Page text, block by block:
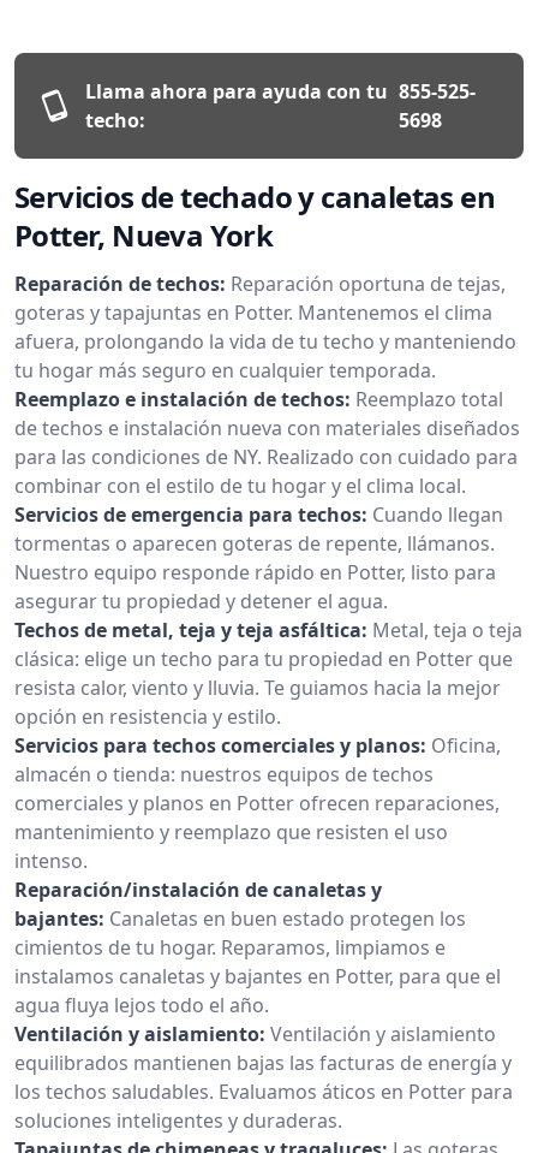
Llama ahora para ayuda con tu
techo:
855-525-
5698
Servicios de techado y canaletas en
Potter, Nueva York
Reparación de techos: Reparación oportuna de tejas,
goteras y tapajuntas en Potter. Mantenemos el clima
afuera, prolongando la vida de tu techo y manteniendo
tu hogar más seguro en cualquier temporada.
Reemplazo e instalación de techos: Reemplazo total
de techos e instalación nueva con materiales diseñados
para las condiciones de NY. Realizado con cuidado para
combinar con el estilo de tu hogar y el clima local.
Servicios de emergencia para techos: Cuando llegan
tormentas o aparecen goteras de repente, llámanos.
Nuestro equipo responde rápido en Potter, listo para
asegurar tu propiedad y detener el agua.
Techos de metal, teja y teja asfáltica: Metal, teja o teja
clásica: elige un techo para tu propiedad en Potter que
resista calor, viento y lluvia. Te guiamos hacia la mejor
opción en resistencia y estilo.
Servicios para techos comerciales y planos: Oficina,
almacén o tienda: nuestros equipos de techos
comerciales y planos en Potter ofrecen reparaciones,
mantenimiento y reemplazo que resisten el uso
intenso.
Reparación/instalación de canaletas y
bajantes: Canaletas en buen estado protegen los
cimientos de tu hogar. Reparamos, limpiamos e
instalamos canaletas y bajantes en Potter, para que el
agua fluya lejos todo el año.
Ventilación y aislamiento: Ventilación y aislamiento
equilibrados mantienen bajas las facturas de energía y
los techos saludables. Evaluamos áticos en Potter para
soluciones inteligentes y duraderas.